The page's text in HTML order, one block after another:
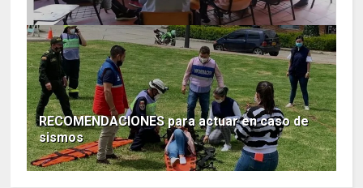
RECOMENDACIONES para actuar en caso de
sismos